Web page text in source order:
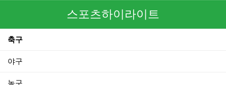
스포츠하이라이트
축구
야구
농구